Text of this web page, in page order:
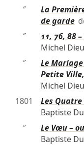
″
La
de garde
″
11, 76, 88
Michel
″
Le
Petite
Michel
1801
Les
Baptiste
″
Le Vœu –
Baptiste